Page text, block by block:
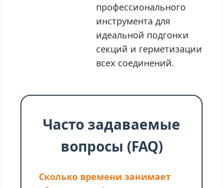
профессионального
инструмента для
идеальной подгонки
секций и герметизации
всех соединений.
Часто задаваемые
вопросы (FAQ)
Сколько времени занимает